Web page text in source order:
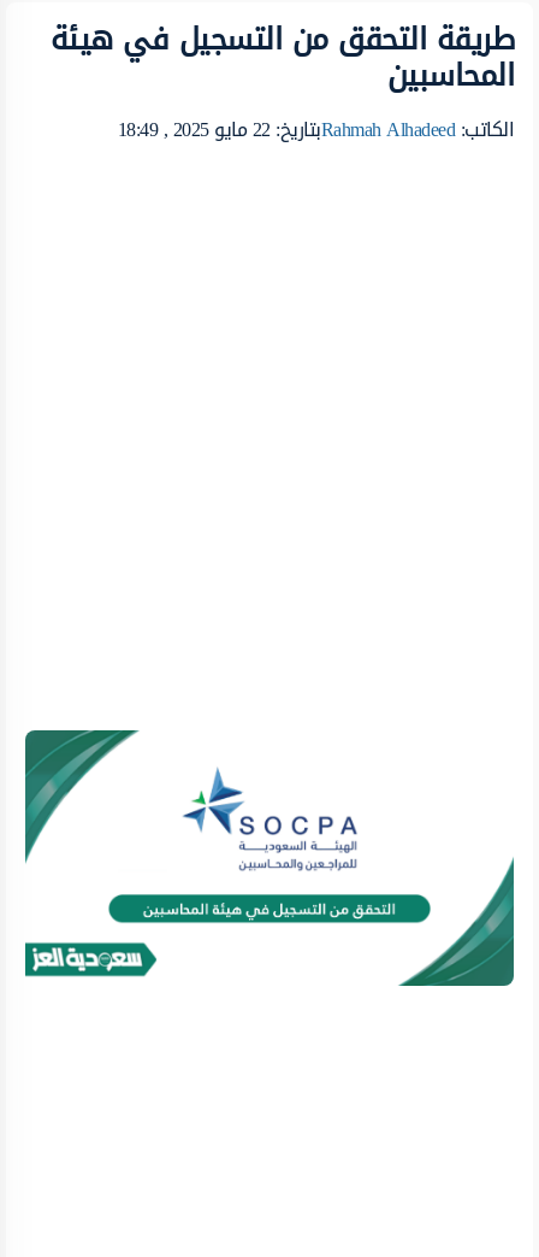
طريقة التحقق من التسجيل في هيئة
المحاسبين
الكاتب:Rahmah Alhadeedبتاريخ: 22 مايو 2025 , 18:49